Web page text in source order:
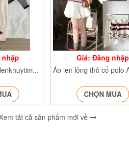
Áo khuy tim đỏ Aolenkhuytim308
Giá: Đăng nhập
CHỌN MUA
tất cả sản phẩm mới về